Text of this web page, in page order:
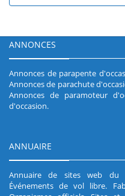
ANNONCES
Annonces de parapente
Annonces de parachute
Annonces de paramoteur
d'occasion.
ANNUAIRE
Annuaire de sites web du
Événements de vol libre.